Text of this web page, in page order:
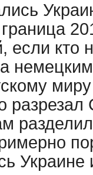
если кто